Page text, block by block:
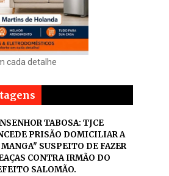
cada detalhe
TABOSA: TJCE
PRISÃO DOMICILIAR A
SUSPEITO DE FAZER
CONTRA IRMÃO DO
SALOMÃO.